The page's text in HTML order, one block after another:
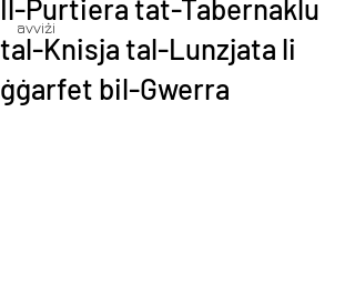
avviżi
Il-Purtiera tat-Tabernaklu
tal-Knisja tal-Lunzjata li
ġġarfet bil-Gwerra